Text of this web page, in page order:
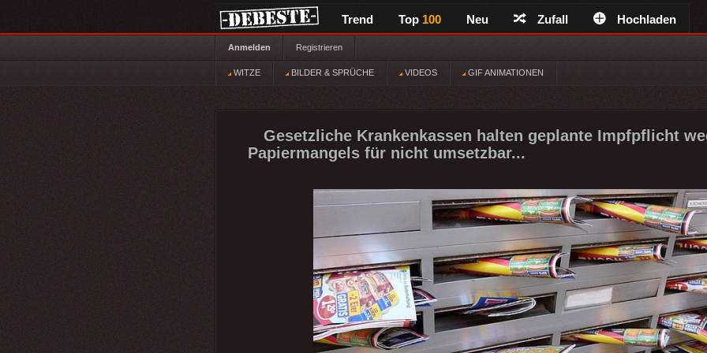
Trend Top 100 Neu Zufall Hochladen
Anmelden Registrieren
WITZE BILDER & SPRÜCHE VIDEOS GIF ANIMATIONEN
Gesetzliche Krankenkassen halten geplante Impfpflicht
Papiermangels für nicht umsetzbar...